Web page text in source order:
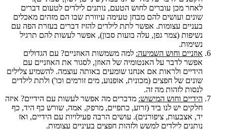
לאחר מכן עוברים לחוש הטעם, נותנים לילדים לטעום דברים
שונים ועושים להם מבחן טעימה עיוורת שבו הם מזהים מאכלים
בעניים עצומות. אפשר לתת לילדים להזיז דברים בעזרת הפה עם
נשיפות (צמר גפן, עלה בועות סבון), אפשר לעשות להם תרגיל
נשימות.
אוזניים וחוש השמיעה: למה משמשות האוזניים? עם הגדולים
אפשר לדבר על האנטומיה של האוזן, לסגור את האוזניים עם
הידיים ולראות אם אנחנו שומעים באותה עוצמה. להשמיע צלילים
שונים של חפצים (מכונית, אופנוע, מים זורמים וכו') ולתת לילדים
לנסות לזהות מה זה.
הידיים וחוש המישוש: מדברים מה אפשר לעשות עם הידיים? איזה
חלקים יש לנו ביד (זרוע, כתפיים, מרפק, אמה, שורש כף היד, כף
יד, אצבעות, ציפורנים). עושים הרבה פעילויות עם הידיים, ואז
נותנים לילדים למשש ולזהות חפצים בעיניים עצומות.